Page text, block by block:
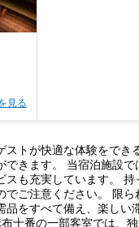
見る
ストが快適な体験をで
きます。 当宿泊施設
スも充実しています。
ご注意ください。 限
品をすべて備え、楽し
十番の一部客室では、